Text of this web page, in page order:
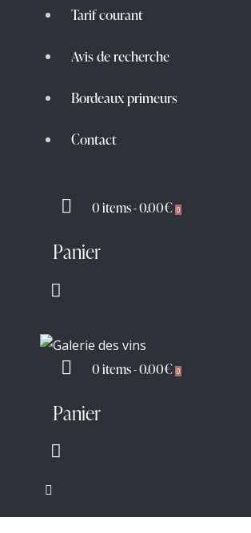
Tarif courant
Avis de recherche
Bordeaux primeurs
Contact
0 items-0.00€ 0
Panier
0 items-0.00€ 0
Panier